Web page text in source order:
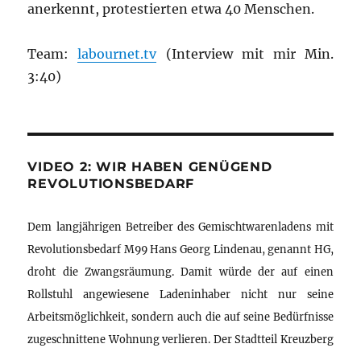
anerkennt, protestierten etwa 40 Menschen.
Team:labournet.tv(Interview mit mir Min.
3:40)
VIDEO 2: WIR HABEN GENÜGEND
REVOLUTIONSBEDARF
Dem langjährigen Betreiber des Gemischtwarenladens mit
Revolutionsbedarf M99 Hans Georg Lindenau, genannt HG,
droht die Zwangsräumung. Damit würde der auf einen
Rollstuhl angewiesene Ladeninhaber nicht nur seine
Arbeitsmöglichkeit, sondern auch die auf seine Bedürfnisse
zugeschnittene Wohnung verlieren. Der Stadtteil Kreuzberg